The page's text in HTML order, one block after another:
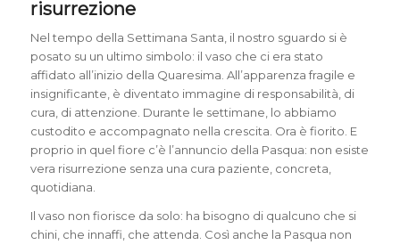
risurrezione
Nel tempo della Settimana Santa, il nostro sguardo si è
posato su un ultimo simbolo: il vaso che ci era stato
affidato all’inizio della Quaresima. All’apparenza fragile e
insignificante, è diventato immagine di responsabilità, di
cura, di attenzione. Durante le settimane, lo abbiamo
custodito e accompagnato nella crescita. Ora è fiorito. E
proprio in quel fiore c’è l’annuncio della Pasqua: non esiste
vera risurrezione senza una cura paziente, concreta,
quotidiana.
Il vaso non fiorisce da solo: ha bisogno di qualcuno che si
chini, che innaffi, che attenda. Così anche la Pasqua non